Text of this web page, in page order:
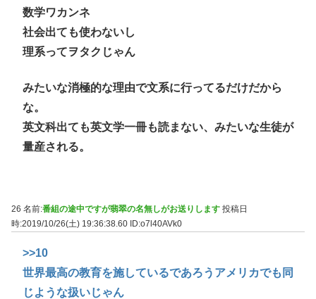
数学ワカンネ
社会出ても使わないし
理系ってヲタクじゃん
みたいな消極的な理由で文系に行ってるだけだから
な。
英文科出ても英文学一冊も読まない、みたいな生徒が
量産される。
26 名前:番組の途中ですが翡翠の名無しがお送りします 投稿日
時:2019/10/26(土) 19:36:38.60 ID:o7l40AVk0
>>10
世界最高の教育を施しているであろうアメリカでも同
じような扱いじゃん